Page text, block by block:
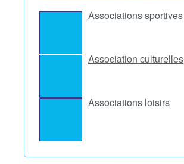
Associations sportives
Association culturelles
Associations loisirs